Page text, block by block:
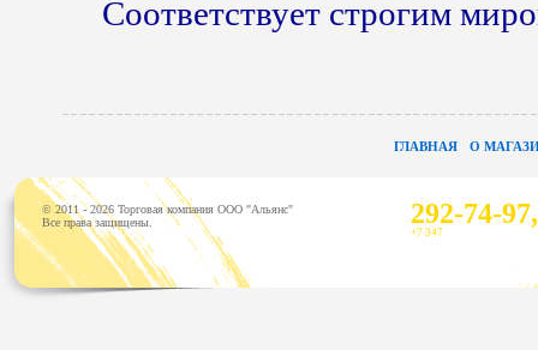
Соответствует строгим
ГЛАВНАЯ О
© 2011 - 2026 Торговая компания ООО "Альянс"
Все права защищены.
292-74-
+7 347